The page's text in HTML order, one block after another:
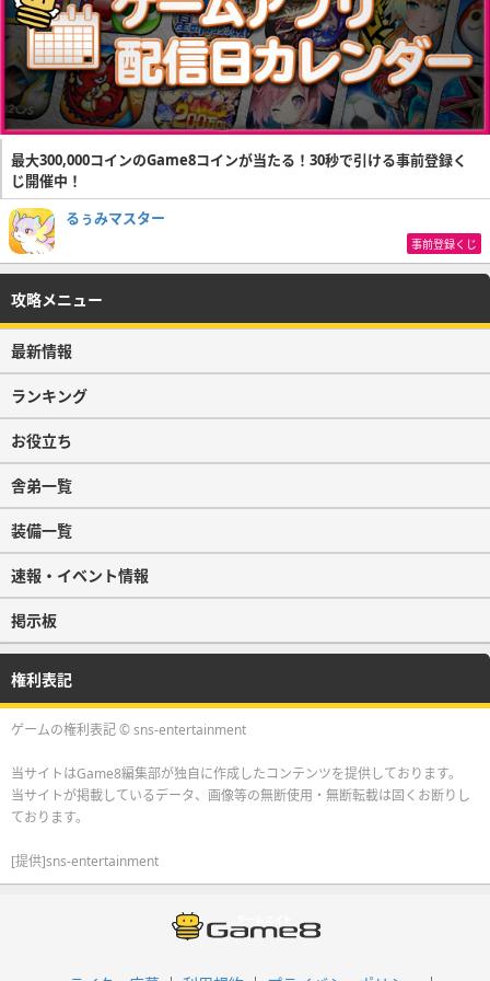
最大300,000コインのGame8コインが当たる！30秒で引ける事前登録く
じ開催中！
るぅみマスター
事前登録くじ
攻略メニュー
最新情報
ランキング
お役立ち
舎弟一覧
装備一覧
速報・イベント情報
掲示板
権利表記
ゲームの権利表記 © sns-entertainment
当サイトはGame8編集部が独自に作成したコンテンツを提供しております。
当サイトが掲載しているデータ、画像等の無断使用・無断転載は固くお断りし
ております。
[提供]sns-entertainment